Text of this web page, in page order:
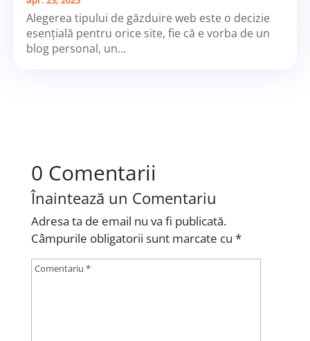
Alegerea tipului de găzduire web este o decizie
esențială pentru orice site, fie că e vorba de un
blog personal, un...
0 Comentarii
Înaintează un Comentariu
Adresa ta de email nu va fi publicată.
Câmpurile obligatorii sunt marcate cu *